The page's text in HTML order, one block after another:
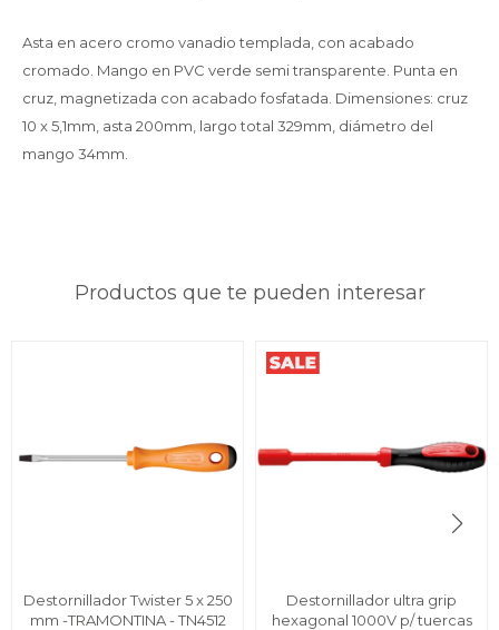
Asta en acero cromo vanadio templada, con acabado
cromado. Mango en PVC verde semi transparente. Punta en
cruz, magnetizada con acabado fosfatada. Dimensiones: cruz
10 x 5,1mm, asta 200mm, largo total 329mm, diámetro del
mango 34mm.
Productos que te pueden interesar
Destornillador Twister 5 x 250
mm -TRAMONTINA - TN4512
Destornillador ultra grip
hexagonal 1000V p/ tuercas